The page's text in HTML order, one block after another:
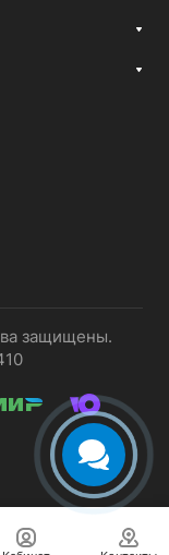
защищены.